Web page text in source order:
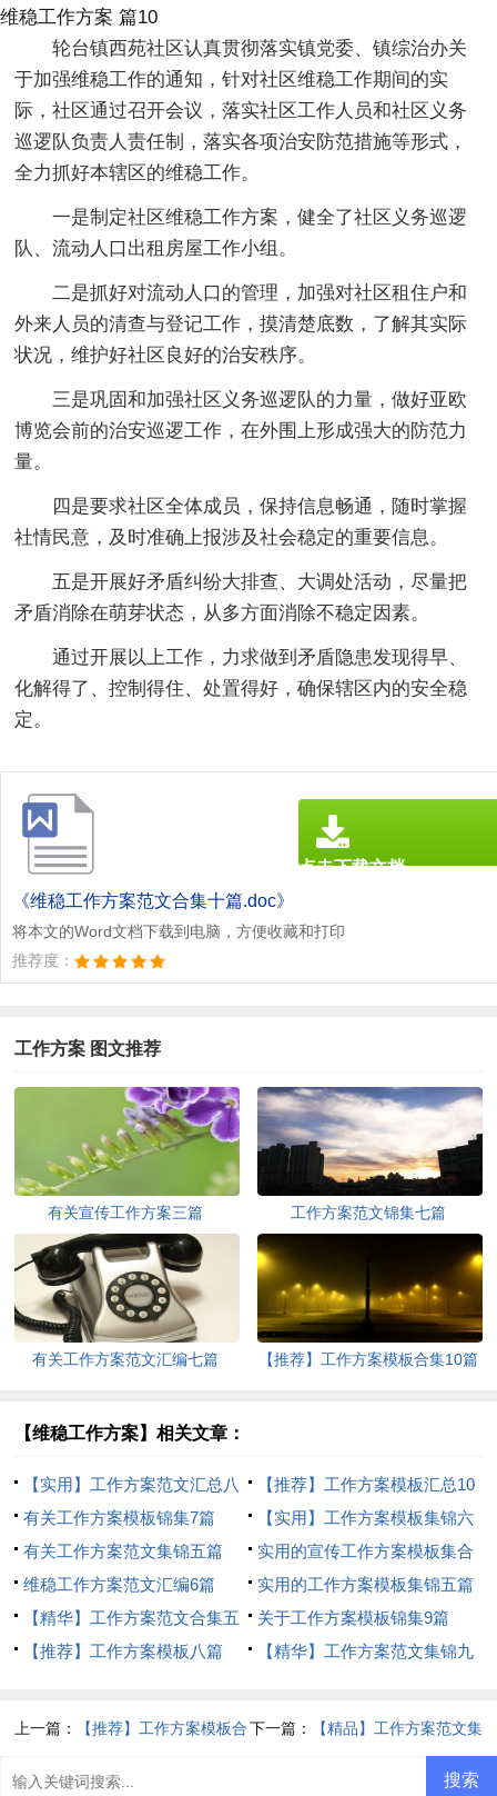
维稳工作方案 篇10
轮台镇西苑社区认真贯彻落实镇党委、镇综治办关
于加强维稳工作的通知，针对社区维稳工作期间的实
际，社区通过召开会议，落实社区工作人员和社区义务
巡逻队负责人责任制，落实各项治安防范措施等形式，
全力抓好本辖区的维稳工作。
一是制定社区维稳工作方案，健全了社区义务巡逻
队、流动人口出租房屋工作小组。
二是抓好对流动人口的管理，加强对社区租住户和
外来人员的清查与登记工作，摸清楚底数，了解其实际
状况，维护好社区良好的治安秩序。
三是巩固和加强社区义务巡逻队的力量，做好亚欧
博览会前的治安巡逻工作，在外围上形成强大的防范力
量。
四是要求社区全体成员，保持信息畅通，随时掌握
社情民意，及时准确上报涉及社会稳定的重要信息。
五是开展好矛盾纠纷大排查、大调处活动，尽量把
矛盾消除在萌芽状态，从多方面消除不稳定因素。
通过开展以上工作，力求做到矛盾隐患发现得早、
化解得了、控制得住、处置得好，确保辖区内的安全稳
定。
《维稳工作方案范文合集十篇.doc》
将本文的Word文档下载到电脑，方便收藏和打印
推荐度：
点击下载文档
工作方案 图文推荐
有关宣传工作方案三篇 工作方案范文锦集七篇
有关工作方案范文汇编七篇 【推荐】工作方案模板合集10篇
【维稳工作方案】相关文章：
【实用】工作方案范文汇总八
篇
【推荐】工作方案模板汇总10
篇
有关工作方案模板锦集7篇
【实用】工作方案模板集锦六
篇
有关工作方案范文集锦五篇
实用的宣传工作方案模板集合
10篇
维稳工作方案范文汇编6篇
实用的工作方案模板集锦五篇
【精华】工作方案范文合集五
篇
关于工作方案模板锦集9篇
【推荐】工作方案模板八篇
【精华】工作方案范文集锦九
上一篇：
【推荐】工作方案模板合下一篇：
【精品】工作方案范文集